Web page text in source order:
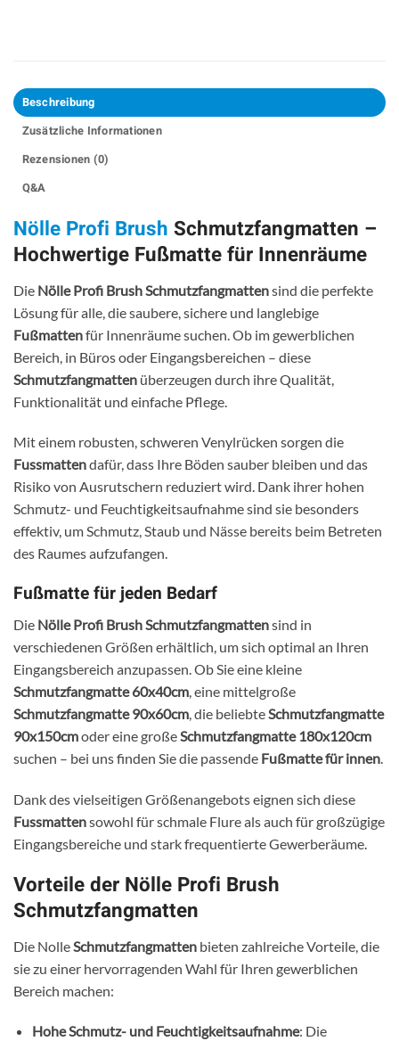
Beschreibung
Zusätzliche Informationen
Rezensionen (0)
Q&A
Nölle Profi Brush Schmutzfangmatten –
Hochwertige Fußmatte für Innenräume
Die Nölle Profi Brush Schmutzfangmattensind die perfekte
Lösung für alle, die saubere, sichere und langlebige
Fußmattenfür Innenräume suchen. Ob im gewerblichen
Bereich, in Büros oder Eingangsbereichen – diese
Schmutzfangmatten überzeugen durch ihre Qualität,
Funktionalität und einfache Pflege.
Mit einem robusten, schweren Venylrücken sorgen die
Fussmattendafür, dass Ihre Böden sauber bleiben und das
Risiko von Ausrutschern reduziert wird. Dank ihrer hohen
Schmutz- und Feuchtigkeitsaufnahme sind sie besonders
effektiv, um Schmutz, Staub und Nässe bereits beim Betreten
des Raumes aufzufangen.
Fußmatte für jeden Bedarf
Die Nölle Profi Brush Schmutzfangmattensind in
verschiedenen Größen erhältlich, um sich optimal an Ihren
Eingangsbereich anzupassen. Ob Sie eine kleine
Schmutzfangmatte 60x40cm, eine mittelgroße
Schmutzfangmatte 90x60cm, die beliebteSchmutzfangmatte
90x150cmoder eine großeSchmutzfangmatte 180x120cm
suchen – bei uns finden Sie die passende Fußmatte für innen.
Dank des vielseitigen Größenangebots eignen sich diese
Fussmattensowohl für schmale Flure als auch für großzügige
Eingangsbereiche und stark frequentierte Gewerberäume.
Vorteile der Nölle Profi Brush
Schmutzfangmatten
Die Nolle Schmutzfangmatten bieten zahlreiche Vorteile, die
sie zu einer hervorragenden Wahl für Ihren gewerblichen
Bereich machen:
Hohe Schmutz- und Feuchtigkeitsaufnahme: Die